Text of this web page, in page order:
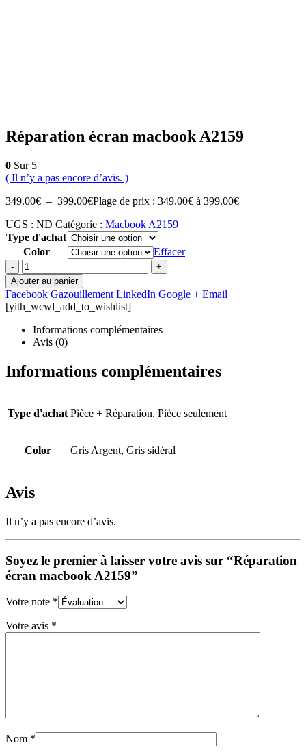
Réparation écran macbook A2159
0 Sur 5
( Il n’y a pas encore d’avis. )
349.00€ – 399.00€Plage de prix : 349.00€ à 399.00€
UGS : ND Catégorie : Macbook A2159
Type d'achat
Color
Effacer
-
+
Ajouter au panier
Facebook Gazouillement LinkedIn Google + Email
[yith_wcwl_add_to_wishlist]
Informations complémentaires
Avis (0)
Informations complémentaires
Type d'achat Pièce + Réparation, Pièce seulement
Color Gris Argent, Gris sidéral
Avis
Il n’y a pas encore d’avis.
Soyez le premier à laisser votre avis sur “Réparation
écran macbook A2159”
Votre note *
Votre avis *
Nom *